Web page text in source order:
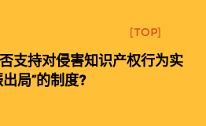
[TOP]
支持对侵害知识产权行为实
局”的制度?